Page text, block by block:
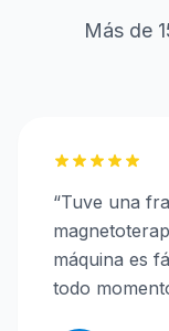
Más de
“Tuve una
máquina es
todo